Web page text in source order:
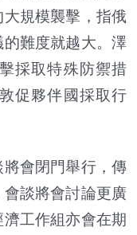
規模襲擊，指俄
難度就越大。澤
採取特殊防禦措
促夥伴國採取行
會閉門舉行，傳
談將會討論更廣
工作組亦會在期